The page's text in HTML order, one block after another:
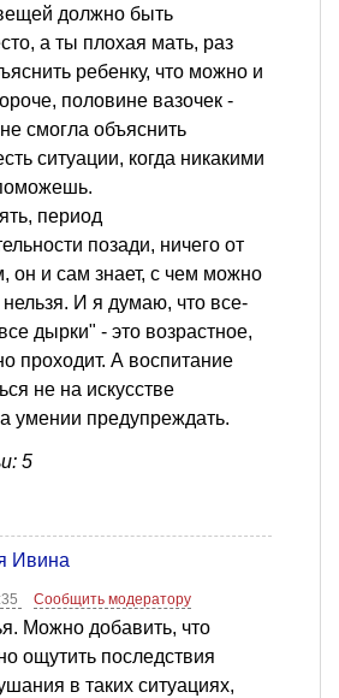
должно быть
а ты плохая мать, раз
ребенку, что можно и
половине вазочек -
смогла объяснить
ситуации, когда никакими
период
позади, ничего от
он и сам знает, с чем можно
нельзя. И я думаю, что все-
дырки" - это возрастное,
проходит. А воспитание
не на искусстве
умении предупреждать.
5
Ивина
Сообщить модератору
Можно добавить, что
ощутить последствия
в таких ситуациях,